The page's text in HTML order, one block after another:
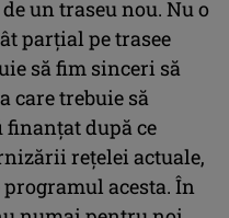
un traseu nou. Nu o
parţial pe trasee
să fim sinceri să
care trebuie să
finanţat după ce
reţelei actuale,
acesta. În